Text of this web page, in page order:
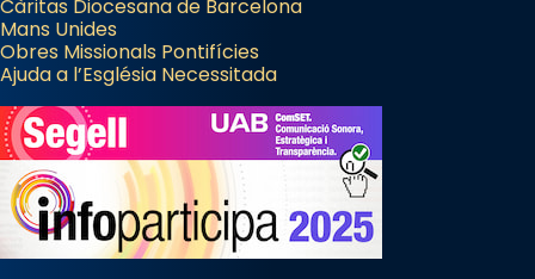
Càritas Diocesana de Barcelona
Mans Unides
Obres Missionals Pontifícies
Ajuda a l’Església Necessitada